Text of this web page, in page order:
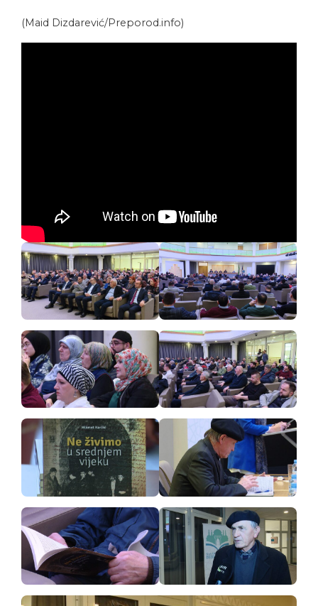
(Maid Dizdarević/Preporod.info)